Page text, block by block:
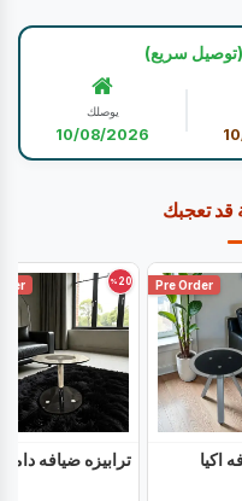
سريع)
يوصلك
10/08/2026
قد تعجبك
Pre Order
اكيا
20
%
ترابيزه ضيافه